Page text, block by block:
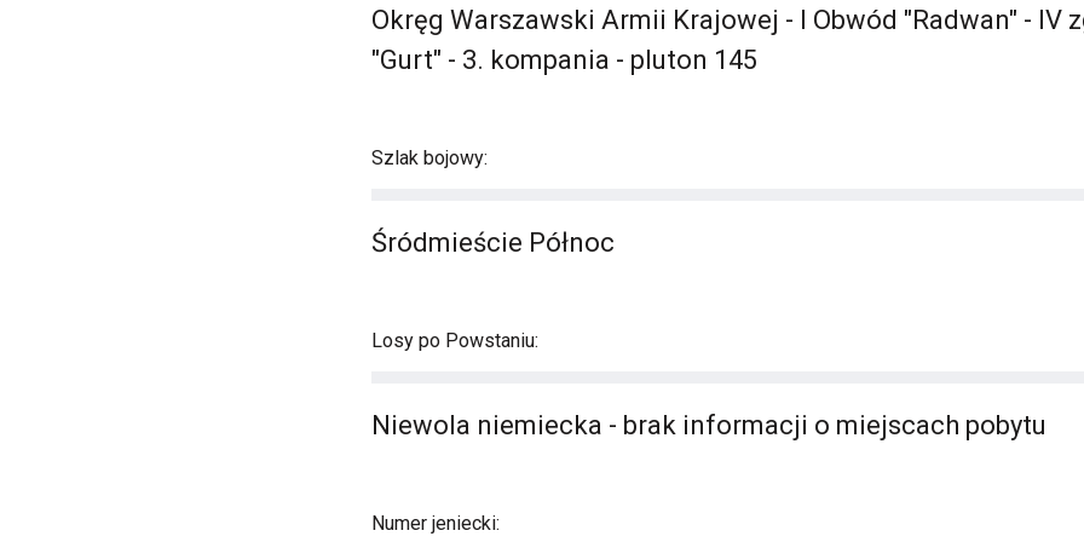
Okręg Warszawski Armii Krajowej - I Obwód "Radwan" - IV
"Gurt" - 3. kompania - pluton 145
Szlak bojowy:
Śródmieście Północ
Losy po Powstaniu:
Niewola niemiecka - brak informacji o miejscach pobytu
Numer jeniecki: